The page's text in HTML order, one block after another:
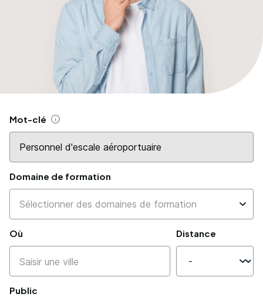
Mot-clé Aide
Domaine de formation
Où Distance
Public